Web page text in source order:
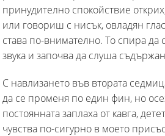
принудително спокойствие
или говориш с нисък, овладян
става по-внимателно. То спира да
звука и започва да слуша
С навлизането във втората
да се променя по един фин, но
постоянната заплаха от кавга,
чувства по-сигурно в моето